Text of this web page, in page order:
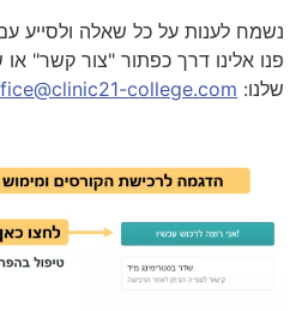
נשמח לענות על כל שאלה ולסייע
פנו אלינו דרך כפתור "צור קשר" או
שלנו: college.com